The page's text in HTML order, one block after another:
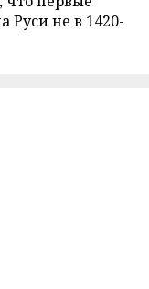
не в 1420-